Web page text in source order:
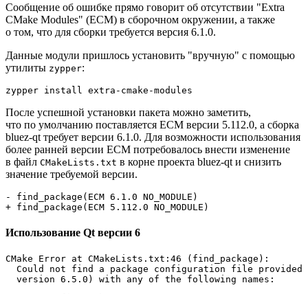
Сообщение об ошибке прямо говорит об отсутствии "Extra
CMake Modules" (ECM) в сборочном окружении, а также
о том, что для сборки требуется версия 6.1.0.
Данные модули пришлось установить "вручную" с помощью
утилиты zypper:
После успешной установки пакета можно заметить,
что по умолчанию поставляется ECM версии 5.112.0, а сборка
bluez-qt требует версии 6.1.0. Для возможности использования
более ранней версии ECM потребовалось внести изменение
в файл CMakeLists.txt в корне проекта bluez-qt и снизить
значение требуемой версии.
- find_package(ECM 6.1.0 NO_MODULE)
+ find_package(ECM 5.112.0 NO_MODULE)
Использование Qt версии 6
CMake Error at CMakeLists.txt:46 (find_package):
Could not find a package configuration file provided
  version 6.5.0) with any of the following names: